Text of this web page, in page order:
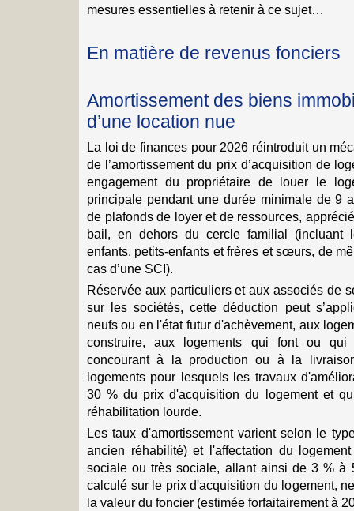
mesures essentielles à retenir à ce sujet…
En matière de revenus fonciers
Amortissement des biens
d’une location nue
La loi de finances pour 2026 réintroduit un
de l’amortissement du prix d’acquisition de
engagement du propriétaire de louer le
principale pendant une durée minimale de 9
de plafonds de loyer et de ressources,
bail, en dehors du cercle familial (incluant
enfants, petits-enfants et frères et sœurs, de
cas d’une SCI).
Réservée aux particuliers et aux associés de
sur les sociétés, cette déduction peut
neufs ou en l'état futur d'achèvement, aux
construire, aux logements qui font ou
concourant à la production ou à la
logements pour lesquels les travaux
30 % du prix d'acquisition du logement et
réhabilitation lourde.
Les taux d'amortissement varient selon le
ancien réhabilité) et l'affectation du
sociale ou très sociale, allant ainsi de 3 % à
calculé sur le prix d'acquisition du logement,
la valeur du foncier (estimée forfaitairement à